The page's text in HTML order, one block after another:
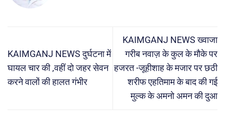
KAIMGANJ NEWS दुर्घटना में
घायल चार की ,वहीं दो जहर सेवन
करने वालों की हालत गंभीर
KAIMGANJ NEWS ख्वाजा
गरीब नवाज़ के कुल के मौके पर
हजरत -जूहीशाह के मजार पर छठी
शरीफ एहतिमाम के बाद की गई
मुल्क के अमनो अमन की दुआ